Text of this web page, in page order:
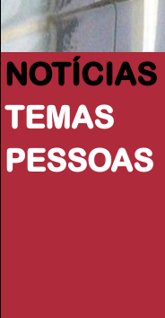
NOTÍCIAS
TEMAS
PESSOAS